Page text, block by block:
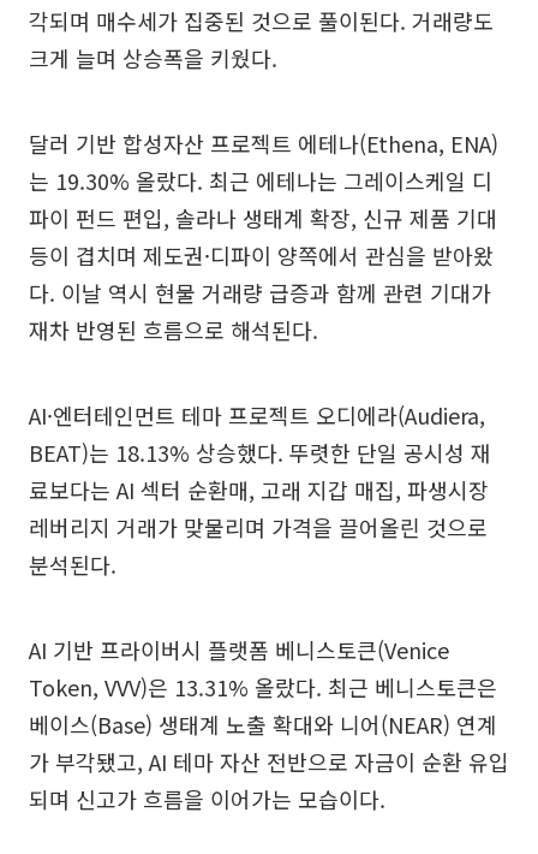
각되며 매수세가 집중된 것으로 풀이된다. 거래량도
크게 늘며 상승폭을 키웠다.
달러 기반 합성자산 프로젝트 에테나(Ethena, ENA)
는 19.30% 올랐다. 최근 에테나는 그레이스케일 디
파이 펀드 편입, 솔라나 생태계 확장, 신규 제품 기대
등이 겹치며 제도권·디파이 양쪽에서 관심을 받아왔
다. 이날 역시 현물 거래량 급증과 함께 관련 기대가
재차 반영된 흐름으로 해석된다.
AI·엔터테인먼트 테마 프로젝트 오디에라(Audiera,
BEAT)는 18.13% 상승했다. 뚜렷한 단일 공시성 재
료보다는 AI 섹터 순환매, 고래 지갑 매집, 파생시장
레버리지 거래가 맞물리며 가격을 끌어올린 것으로
분석된다.
AI 기반 프라이버시 플랫폼 베니스토큰(Venice
Token, VVV)은 13.31% 올랐다. 최근 베니스토큰은
베이스(Base) 생태계 노출 확대와 니어(NEAR) 연계
가 부각됐고, AI 테마 자산 전반으로 자금이 순환 유입
되며 신고가 흐름을 이어가는 모습이다.